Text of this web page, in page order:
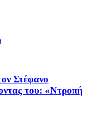
Στέφανο
του: «Ντροπή